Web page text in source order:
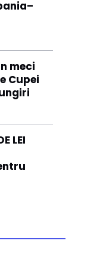
meci
Cupei
LEI